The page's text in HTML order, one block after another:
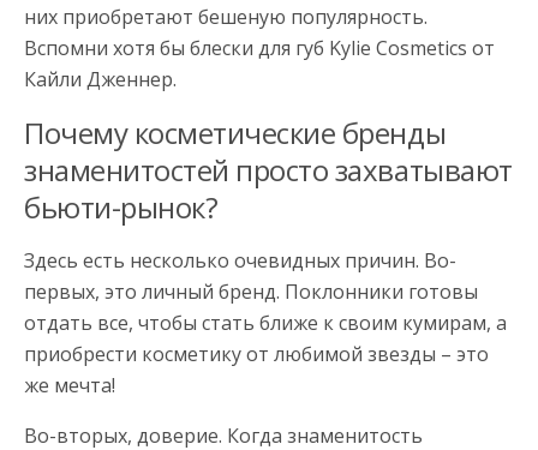
них приобретают бешеную популярность.
Вспомни хотя бы блески для губ Kylie Cosmetics от
Кайли Дженнер.
Почему косметические бренды
знаменитостей просто захватывают
бьюти-рынок?
Здесь есть несколько очевидных причин. Во-
первых, это личный бренд. Поклонники готовы
отдать все, чтобы стать ближе к своим кумирам, а
приобрести косметику от любимой звезды – это
же мечта!
Во-вторых, доверие. Когда знаменитость